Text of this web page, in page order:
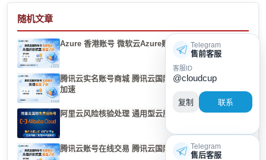
随机文章
Azure 香港账号 微软云Azure账号返点优惠购买
腾讯云实名账号商城 腾讯云国际站CVM如何开启BBR
加速
阿里云风险核验处理 通用型云服务器全能选型指南
腾讯云账号在线交易 腾讯云国际实名认证账户购买经验
Telegram
售前客服
客服ID
@cloudcup
复制 联系
Telegram
售后客服